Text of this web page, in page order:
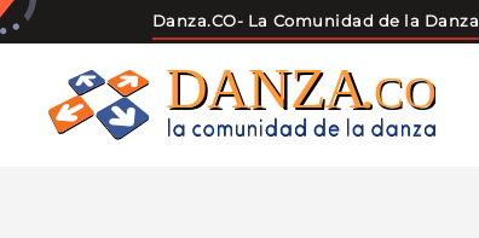
Danza.CO- La Comunidad de la Danza